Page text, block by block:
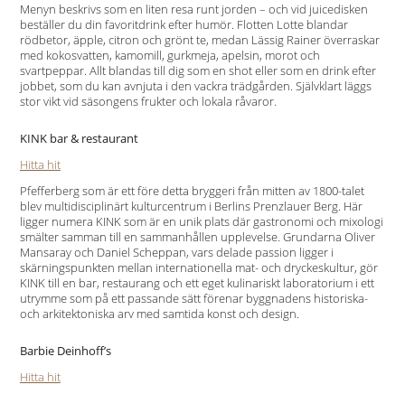
Menyn beskrivs som en liten resa runt jorden – och vid juicedisken
beställer du din favoritdrink efter humör. Flotten Lotte blandar
rödbetor, äpple, citron och grönt te, medan Lässig Rainer överraskar
med kokosvatten, kamomill, gurkmeja, apelsin, morot och
svartpeppar. Allt blandas till dig som en shot eller som en drink efter
jobbet, som du kan avnjuta i den vackra trädgården. Självklart läggs
stor vikt vid säsongens frukter och lokala råvaror.
KINK bar & restaurant
Hitta hit
Pfefferberg som är ett före detta bryggeri från mitten av 1800-talet
blev multidisciplinärt kulturcentrum i Berlins Prenzlauer Berg. Här
ligger numera KINK som är en unik plats där gastronomi och mixologi
smälter samman till en sammanhållen upplevelse. Grundarna Oliver
Mansaray och Daniel Scheppan, vars delade passion ligger i
skärningspunkten mellan internationella mat- och dryckeskultur, gör
KINK till en bar, restaurang och ett eget kulinariskt laboratorium i ett
utrymme som på ett passande sätt förenar byggnadens historiska-
och arkitektoniska arv med samtida konst och design.
Barbie Deinhoff’s
Hitta hit